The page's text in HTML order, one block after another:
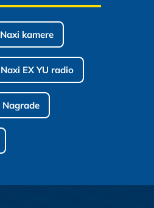
Naxi kamere
Naxi EX YU radio
Nagrade